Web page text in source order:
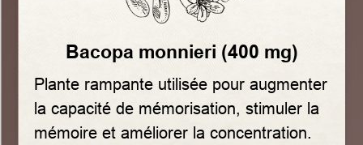
Bacopa monnieri (400 mg)
Plante rampante utilisée pour augmenter
la capacité de mémorisation, stimuler la
mémoire et améliorer la concentration.